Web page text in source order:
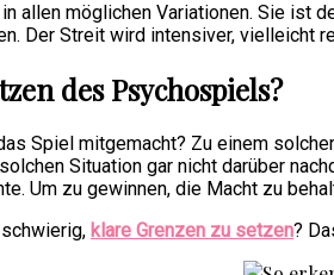
allen möglichen Variationen. Sie ist
Der Streit wird intensiver, vielleicht
des Psychospiels?
Spiel mitgemacht? Zu einem
Situation gar nicht darüber
Um zu gewinnen, die Macht zu
klare Grenzen zu setzen?